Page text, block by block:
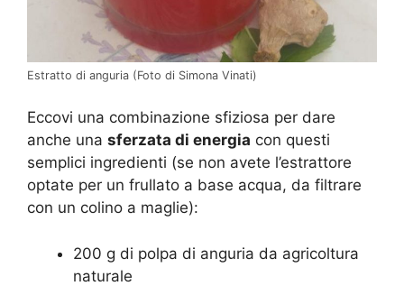
Estratto di anguria (Foto di Simona Vinati)
Eccovi una combinazione sfiziosa per dare
anche una sferzata di energia con questi
semplici ingredienti (se non avete l’estrattore
optate per un frullato a base acqua, da filtrare
con un colino a maglie):
200 g di polpa di anguria da agricoltura
naturale